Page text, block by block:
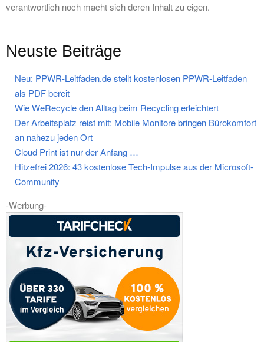
verantwortlich noch macht sich deren Inhalt zu eigen.
Neuste Beiträge
Neu: PPWR-Leitfaden.de stellt kostenlosen PPWR-Leitfaden
als PDF bereit
Wie WeRecycle den Alltag beim Recycling erleichtert
Der Arbeitsplatz reist mit: Mobile Monitore bringen Bürokomfort
an nahezu jeden Ort
Cloud Print ist nur der Anfang …
Hitzefrei 2026: 43 kostenlose Tech-Impulse aus der Microsoft-
Community
-Werbung-